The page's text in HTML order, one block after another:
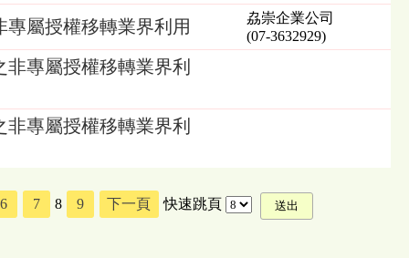
屬授權移轉業界利用
劦崇企業公司
(07-3632929)
專屬授權移轉業界利
專屬授權移轉業界利
6 7 8 9 下一頁 快速跳頁